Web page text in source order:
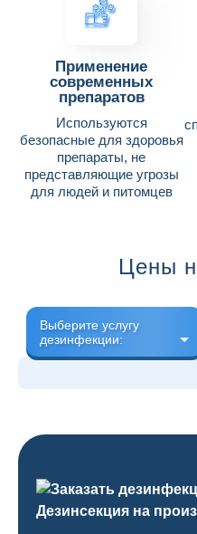
Применение
современных
препаратов
Используются
безопасные для здоровья
препараты, не
представляющие угрозы
для людей и питомцев
Цены
Выберите услугу
дезинфекции: